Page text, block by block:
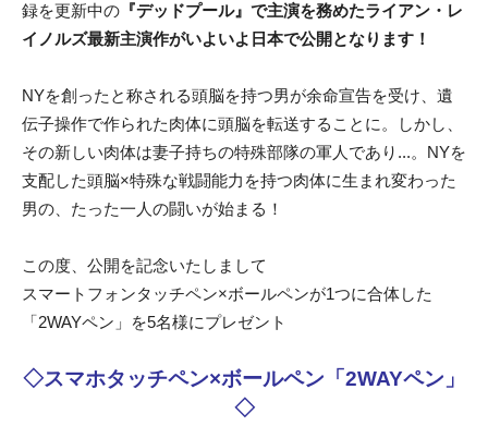
録を更新中の 『デッドプール』で主演を務めたライアン・レ
イノルズ最新主演作がいよいよ日本で公開となります！
NYを創ったと称される頭脳を持つ男が余命宣告を受け、遺
伝子操作で作られた肉体に頭脳を転送することに。しかし、
その新しい肉体は妻子持ちの特殊部隊の軍人であり...。NYを
支配した頭脳×特殊な戦闘能力を持つ肉体に生まれ変わった
男の、たった一人の闘いが始まる！
この度、公開を記念いたしまして
スマートフォンタッチペン×ボールペンが1つに合体した
「2WAYペン」を5名様にプレゼント
◇スマホタッチペン×ボールペン「2WAYペン」
◇